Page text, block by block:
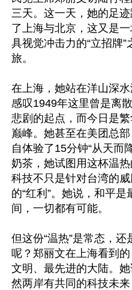
三天。这一天，她的足
了上海与北京，这又是
具视觉冲击力的“立招牌”
旅。
在上海，她站在洋山深水
感叹1949年这里曾是离
悲剧的起点，而今日是
巅峰。她甚至在美团总
自体验了15分钟“从天而
奶茶，她试图用这杯温
科技不只是针对台湾的
的“红利”。她说，和平
间，一切都有可能。
但这份“温热”是常态，
呢？郑丽文在上海看到
文明、最先进的大陆。
然两岸有共同的科技未